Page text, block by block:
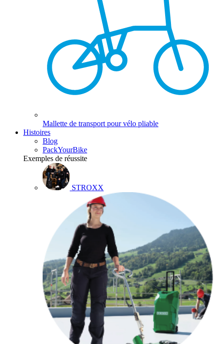
Mallette de transport pour vélo pliable
Histoires
Blog
PackYourBike
Exemples de réussite
STROXX